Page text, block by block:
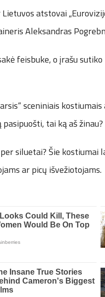
atstovai
Aleksandras
feisbuke, o įrašu
sceniniais
tai ką aš žinau?
siluetai? Šie
ar picų išvežiotojams.